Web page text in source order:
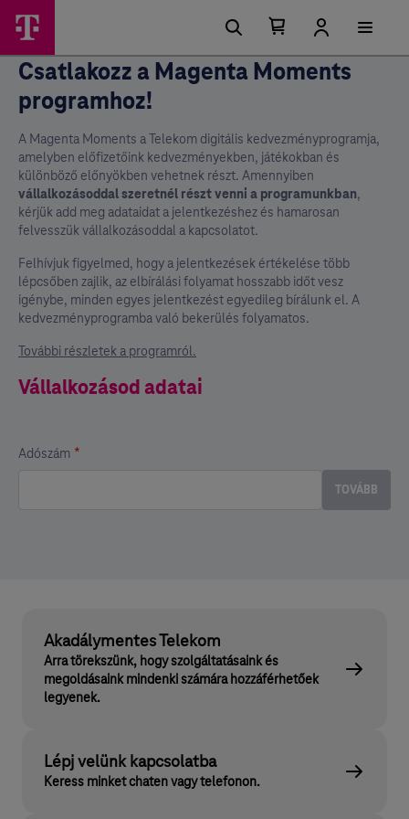
Csatlakozz a Magenta Moments
programhoz!
A Magenta Moments a Telekom digitális kedvezményprogramja,
amelyben előfizetőink kedvezményekben, játékokban és
különböző előnyökben vehetnek részt. Amennyiben
vállalkozásoddal szeretnél részt venni a programunkban,
kérjük add meg adataidat a jelentkezéshez és hamarosan
felvesszük vállalkozásoddal a kapcsolatot.
Felhívjuk figyelmed, hogy a jelentkezések értékelése több
lépcsőben zajlik, az elbírálási folyamat hosszabb időt vesz
igénybe, minden egyes jelentkezést egyedileg bírálunk el. A
kedvezményprogramba való bekerülés folyamatos.
További részletek a programról.
Vállalkozásod adatai
Adószám *
TOVÁBB
Akadálymentes Telekom
Arra törekszünk, hogy szolgáltatásaink és
megoldásaink mindenki számára hozzáférhetőek
legyenek.
Lépj velünk kapcsolatba
Keress minket chaten vagy telefonon.